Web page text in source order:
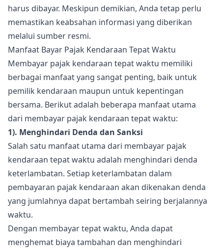
harus dibayar. Meskipun demikian, Anda tetap perlu
memastikan keabsahan informasi yang diberikan
melalui sumber resmi.
Manfaat Bayar Pajak Kendaraan Tepat Waktu
Membayar pajak kendaraan tepat waktu memiliki
berbagai manfaat yang sangat penting, baik untuk
pemilik kendaraan maupun untuk kepentingan
bersama. Berikut adalah beberapa manfaat utama
dari membayar pajak kendaraan tepat waktu:
1). Menghindari Denda dan Sanksi
Salah satu manfaat utama dari membayar pajak
kendaraan tepat waktu adalah menghindari denda
keterlambatan. Setiap keterlambatan dalam
pembayaran pajak kendaraan akan dikenakan denda
yang jumlahnya dapat bertambah seiring berjalannya
waktu.
Dengan membayar tepat waktu, Anda dapat
menghemat biaya tambahan dan menghindari